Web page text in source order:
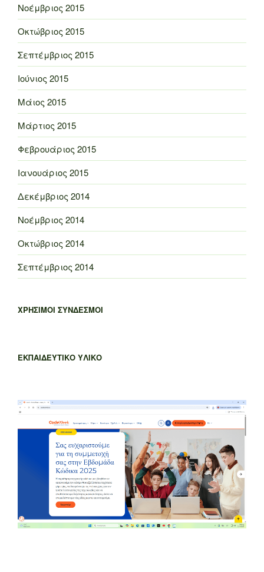
Νοέμβριος 2015
Οκτώβριος 2015
Σεπτέμβριος 2015
Ιούνιος 2015
Μάιος 2015
Μάρτιος 2015
Φεβρουάριος 2015
Ιανουάριος 2015
Δεκέμβριος 2014
Νοέμβριος 2014
Οκτώβριος 2014
Σεπτέμβριος 2014
ΧΡΗΣΙΜΟΙ ΣΥΝΔΕΣΜΟΙ
ΕΚΠΑΙΔΕΥΤΙΚΟ ΥΛΙΚΟ